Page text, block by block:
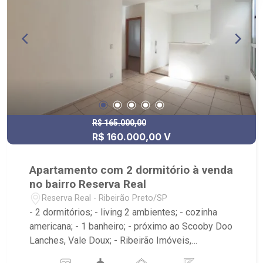
R$ 165.000,00
R$ 160.000,00 V
Apartamento com 2 dormitório à venda
no bairro Reserva Real
Reserva Real - Ribeirão Preto/SP
- 2 dormitórios; - living 2 ambientes; - cozinha
americana; - 1 banheiro; - próximo ao Scooby Doo
Lanches, Vale Doux; - Ribeirão Imóveis,